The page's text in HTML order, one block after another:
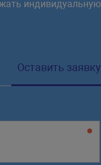
Оставить заявку